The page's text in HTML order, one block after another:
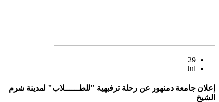
29
Jul
إعلان جامعة دمنهور عن رحلة ترفيهية "للطــــــلاب" لمدينة شرم
الشيخ